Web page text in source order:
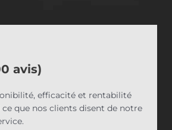
avis)
efficacité et rentabilité
que nos clients disent de notre